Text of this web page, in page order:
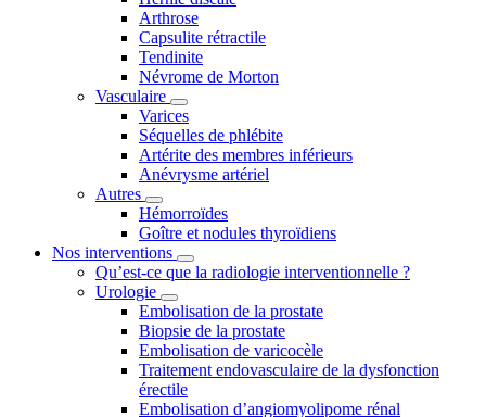
Arthrose
Capsulite rétractile
Tendinite
Névrome de Morton
Vasculaire
Varices
Séquelles de phlébite
Artérite des membres inférieurs
Anévrysme artériel
Autres
Hémorroïdes
Goître et nodules thyroïdiens
Nos interventions
Qu’est-ce que la radiologie interventionnelle ?
Urologie
Embolisation de la prostate
Biopsie de la prostate
Embolisation de varicocèle
Traitement endovasculaire de la dysfonction
érectile
Embolisation d’angiomyolipome rénal